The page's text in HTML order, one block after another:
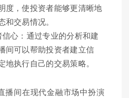
度，使投资者能够更清晰地
和交易情况。
心：通过专业的分析和建
间可以帮助投资者建立信
地执行自己的交易策略。
播间在现代金融市场中扮演